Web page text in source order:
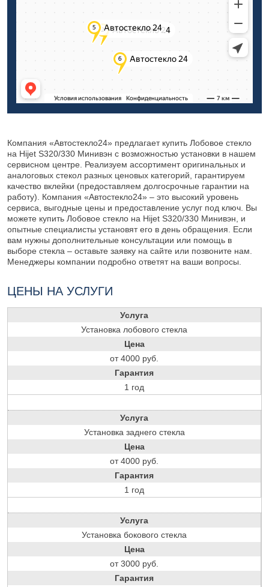
Компания «Автостекло24» предлагает купить Лобовое стекло
на Hijet S320/330 Минивэн с возможностью установки в нашем
сервисном центре. Реализуем ассортимент оригинальных и
аналоговых стекол разных ценовых категорий, гарантируем
качество вклейки (предоставляем долгосрочные гарантии на
работу). Компания «Автостекло24» – это высокий уровень
сервиса, выгодные цены и предоставление услуг под ключ. Вы
можете купить Лобовое стекло на Hijet S320/330 Минивэн, и
опытные специалисты установят его в день обращения. Если
вам нужны дополнительные консультации или помощь в
выборе стекла – оставьте заявку на сайте или позвоните нам.
Менеджеры компании подробно ответят на ваши вопросы.
ЦЕНЫ НА УСЛУГИ
Услуга
Установка лобового стекла
Цена
от 4000 руб.
Гарантия
1 год
Услуга
Установка заднего стекла
Цена
от 4000 руб.
Гарантия
1 год
Услуга
Установка бокового стекла
Цена
от 3000 руб.
Гарантия